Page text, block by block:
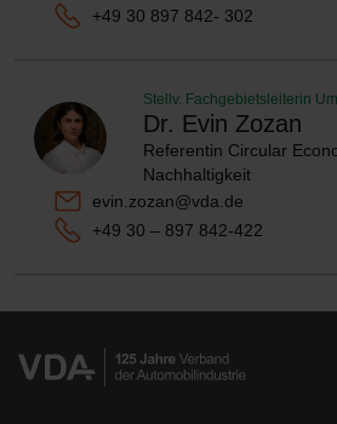
+49 30 897 842- 302
Stellv. Fachgebietsleiterin
Dr. Evin Zozan
Referentin Circular
Nachhaltigkeit
evin.zozan@vda.de
+49 30 – 897 842-422